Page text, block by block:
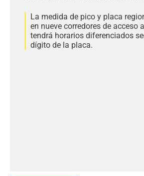
La medida de pico y placa
en nueve corredores de acceso
tendrá horarios diferenciados
dígito de la placa.